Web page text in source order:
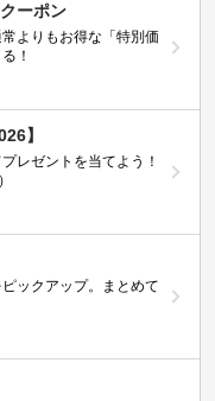
ーポン
よりもお得な「特別価
！
】
レゼントを当てよう！
ックアップ。まとめて